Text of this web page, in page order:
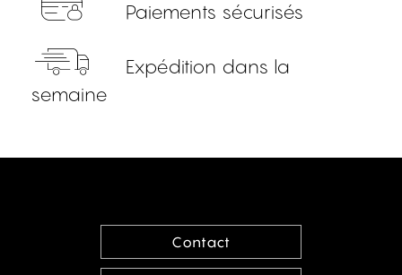
Paiements sécurisés
Expédition dans la
semaine
Contact